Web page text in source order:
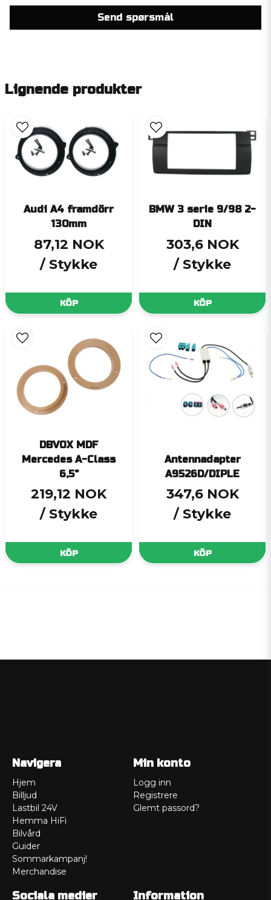
Send spørsmål
Lignende produkter
Audi A4 framdörr
130mm
87,12 NOK
/ Stykke
KÖP
BMW 3 serie 9/98 2-
DIN
303,6 NOK
/ Stykke
KÖP
DBVOX MDF
Mercedes A-Class
6,5"
219,12 NOK
/ Stykke
KÖP
Antennadapter
A9526D/DIPLE
347,6 NOK
/ Stykke
KÖP
Navigera
Hjem
Billjud
Lastbil 24V
Hemma HiFi
Bilvård
Guider
Sommarkampanj!
Merchandise
Min konto
Logg inn
Registrere
Glemt passord?
Sociala medier Information